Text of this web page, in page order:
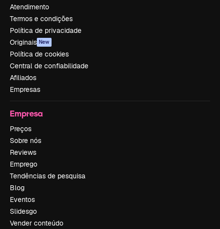
Atendimento
Termos e condições
Política de privacidade
Originais New
Política de cookies
Central de confiabilidade
Afiliados
Empresas
Empresa
Preços
Sobre nós
Reviews
Emprego
Tendências de pesquisa
Blog
Eventos
Slidesgo
Vender conteúdo